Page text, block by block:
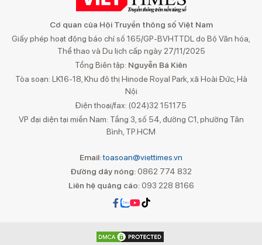
Cơ quan của Hội Truyền thông số Việt Nam
Giấy phép hoạt động báo chí số 165/GP-BVHTTDL do Bộ Văn hóa,
Thể thao và Du lịch cấp ngày 27/11/2025
Tổng Biên tập: Nguyễn Bá Kiên
Tòa soạn: LK16-18, Khu đô thị Hinode Royal Park, xã Hoài Đức, Hà
Nội
Điện thoại/fax: (024)32 151175
VP đại diện tại miền Nam: Tầng 3, số 54, đường C1, phường Tân
Bình, TP.HCM
Email:toasoan@viettimes.vn
Đường dây nóng: 0862 774 832
Liên hệ quảng cáo:093 228 8166